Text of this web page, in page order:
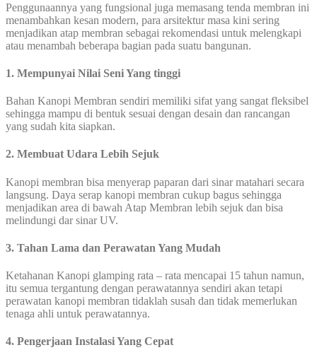
Penggunaannya yang fungsional juga memasang tenda membran ini
menambahkan kesan modern, para arsitektur masa kini sering
menjadikan atap membran sebagai rekomendasi untuk melengkapi
atau menambah beberapa bagian pada suatu bangunan.
1. Mempunyai Nilai Seni Yang tinggi
Bahan Kanopi Membran sendiri memiliki sifat yang sangat fleksibel
sehingga mampu di bentuk sesuai dengan desain dan rancangan
yang sudah kita siapkan.
2. Membuat Udara Lebih Sejuk
Kanopi membran bisa menyerap paparan dari sinar matahari secara
langsung. Daya serap kanopi membran cukup bagus sehingga
menjadikan area di bawah Atap Membran lebih sejuk dan bisa
melindungi dar sinar UV.
3. Tahan Lama dan Perawatan Yang Mudah
Ketahanan Kanopi glamping rata – rata mencapai 15 tahun namun,
itu semua tergantung dengan perawatannya sendiri akan tetapi
perawatan kanopi membran tidaklah susah dan tidak memerlukan
tenaga ahli untuk perawatannya.
4. Pengerjaan Instalasi Yang Cepat